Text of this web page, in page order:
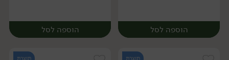
הוספה לסל הוספה לסל
תוצרת
תוצרת